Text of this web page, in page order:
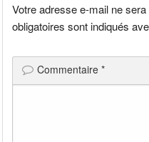
Votre adresse e-mail ne sera
obligatoires sont indiqués
Commentaire*